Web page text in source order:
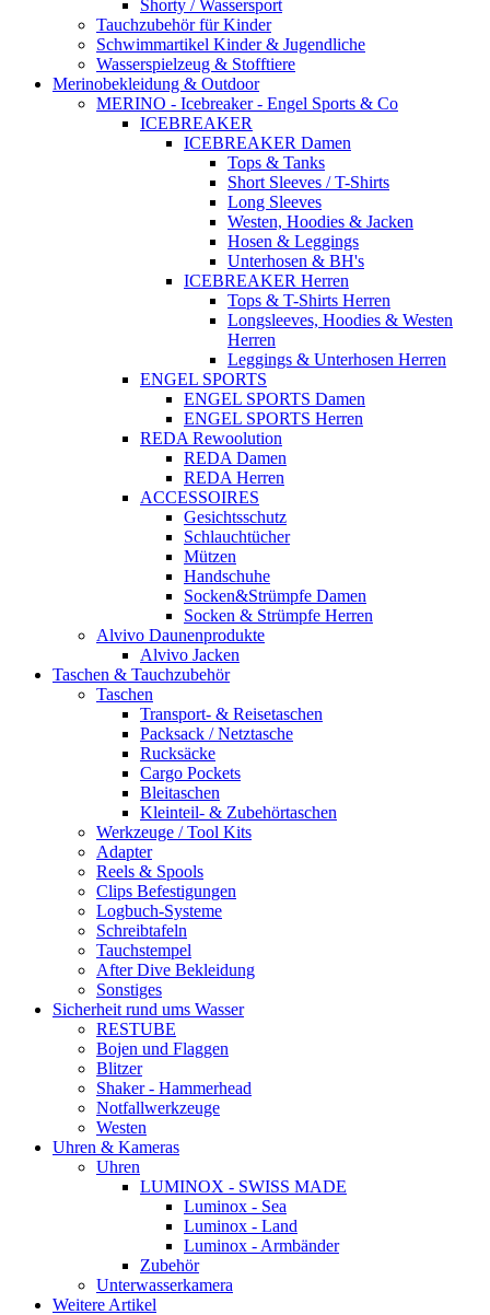
Shorty / Wassersport
Tauchzubehör für Kinder
Schwimmartikel Kinder & Jugendliche
Wasserspielzeug & Stofftiere
Merinobekleidung & Outdoor
MERINO - Icebreaker - Engel Sports & Co
ICEBREAKER
ICEBREAKER Damen
Tops & Tanks
Short Sleeves / T-Shirts
Long Sleeves
Westen, Hoodies & Jacken
Hosen & Leggings
Unterhosen & BH's
ICEBREAKER Herren
Tops & T-Shirts Herren
Longsleeves, Hoodies & Westen
Herren
Leggings & Unterhosen Herren
ENGEL SPORTS
ENGEL SPORTS Damen
ENGEL SPORTS Herren
REDA Rewoolution
REDA Damen
REDA Herren
ACCESSOIRES
Gesichtsschutz
Schlauchtücher
Mützen
Handschuhe
Socken&Strümpfe Damen
Socken & Strümpfe Herren
Alvivo Daunenprodukte
Alvivo Jacken
Taschen & Tauchzubehör
Taschen
Transport- & Reisetaschen
Packsack / Netztasche
Rucksäcke
Cargo Pockets
Bleitaschen
Kleinteil- & Zubehörtaschen
Werkzeuge / Tool Kits
Adapter
Reels & Spools
Clips Befestigungen
Logbuch-Systeme
Schreibtafeln
Tauchstempel
After Dive Bekleidung
Sonstiges
Sicherheit rund ums Wasser
RESTUBE
Bojen und Flaggen
Blitzer
Shaker - Hammerhead
Notfallwerkzeuge
Westen
Uhren & Kameras
Uhren
LUMINOX - SWISS MADE
Luminox - Sea
Luminox - Land
Luminox - Armbänder
Zubehör
Unterwasserkamera
Weitere Artikel